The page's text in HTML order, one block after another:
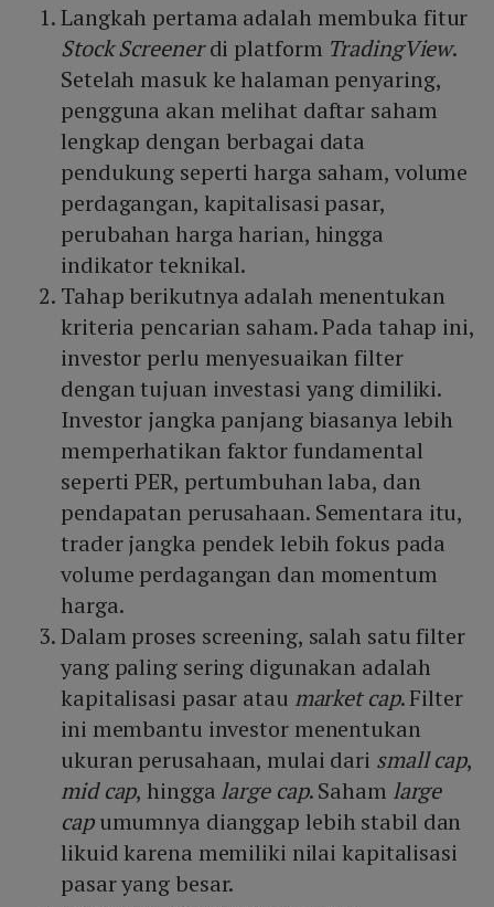
Langkah pertama adalah membuka fitur
Stock Screenerdi platform TradingView.
Setelah masuk ke halaman penyaring,
pengguna akan melihat daftar saham
lengkap dengan berbagai data
pendukung seperti harga saham, volume
perdagangan, kapitalisasi pasar,
perubahan harga harian, hingga
indikator teknikal.
Tahap berikutnya adalah menentukan
kriteria pencarian saham. Pada tahap ini,
investor perlu menyesuaikan filter
dengan tujuan investasi yang dimiliki.
Investor jangka panjang biasanya lebih
memperhatikan faktor fundamental
seperti PER, pertumbuhan laba, dan
pendapatan perusahaan. Sementara itu,
trader jangka pendek lebih fokus pada
volume perdagangan dan momentum
harga.
Dalam proses screening, salah satu filter
yang paling sering digunakan adalah
kapitalisasi pasar atau market cap. Filter
ini membantu investor menentukan
ukuran perusahaan, mulai dari small cap,
mid cap, hingga large cap. Saham large
capumumnya dianggap lebih stabil dan
likuid karena memiliki nilai kapitalisasi
pasar yang besar.